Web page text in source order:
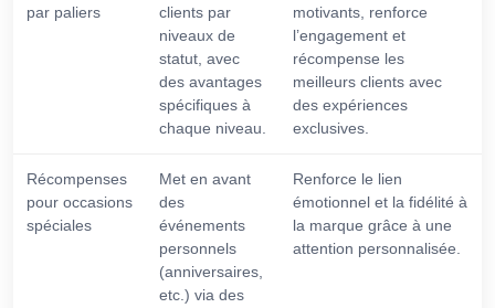
par paliers
clients par
niveaux de
statut, avec
des avantages
spécifiques à
chaque niveau.
motivants, renforce
l’engagement et
récompense les
meilleurs clients avec
des expériences
exclusives.
Récompenses
pour occasions
spéciales
Met en avant
des
événements
personnels
(anniversaires,
etc.) via des
Renforce le lien
émotionnel et la fidélité à
la marque grâce à une
attention personnalisée.